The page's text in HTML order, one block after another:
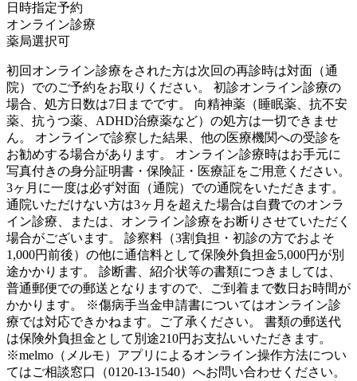
日時指定予約
オンライン診療
薬局選択可
初回オンライン診療をされた方は次回の再診時は対面（通
院）でのご予約をお取りください。 初診オンライン診療の
場合、処方日数は7日までです。 向精神薬（睡眠薬、抗不安
薬、抗うつ薬、ADHD治療薬など）の処方は一切できませ
ん。 オンラインで診察した結果、他の医療機関への受診を
お勧めする場合があります。 オンライン診療時はお手元に
写真付きの身分証明書・保険証・医療証をご用意ください。
3ヶ月に一度は必ず対面（通院）での通院をいただきます。
通院いただけない方は3ヶ月を超えた場合は自費でのオンラ
イン診療、または、オンライン診療をお断りさせていただく
場合がございます。 診察料（3割負担・初診の方でおよそ
1,000円前後）の他に通信料として保険外負担金5,000円が別
途かかります。 診断書、紹介状等の書類につきましては、
普通郵便での郵送となりますので、ご到着まで数日お時間が
かかります。 ※傷病手当金申請書についてはオンライン診
療では対応できかねます。ご了承ください。 書類の郵送代
は保険外負担金として別途210円お支払いいただきます。
※melmo（メルモ）アプリによるオンライン操作方法につい
てはご相談窓口（0120-13-1540）へお問い合わせください。